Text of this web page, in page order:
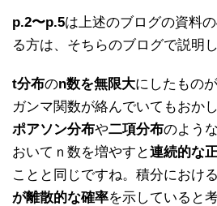
p.2〜p.5は上述のブログの資料の
る方は、そちらのブログで説明
t分布のn数を無限大にしたものが
ガンマ関数が絡んでいてもおか
ポアソン分布や二項分布のよう
おいてｎ数を増やすと連続的な
ことと同じですね。積分における
が離散的な確率を示していると